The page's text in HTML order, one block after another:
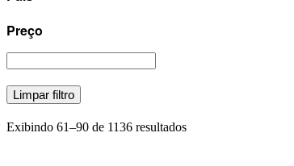
Preço
Limpar filtro
Exibindo 61–90 de 1136 resultados